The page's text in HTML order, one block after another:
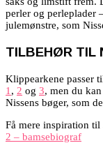
perler og perleplader
julemønstre, som
TILBEHØR TIL
Klippearkene passer
1 , 2 og 3, men du
Nissens bøger, som
Få mere inspiration
2 – bamsebiograf